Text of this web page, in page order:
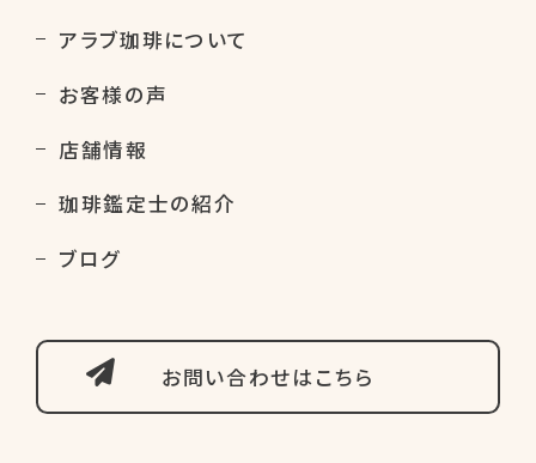
アラブ珈琲について
お客様の声
店舗情報
珈琲鑑定士の紹介
ブログ
お問い合わせはこちら